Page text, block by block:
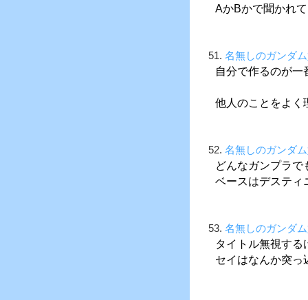
AかBかで聞かれ
51. 名無しのガンダ
自分で作るのが
他人のことをよく
52. 名無しのガンダ
どんなガンプラ
ベースはデスティ
53. 名無しのガンダ
タイトル無視す
セイはなんか突っ